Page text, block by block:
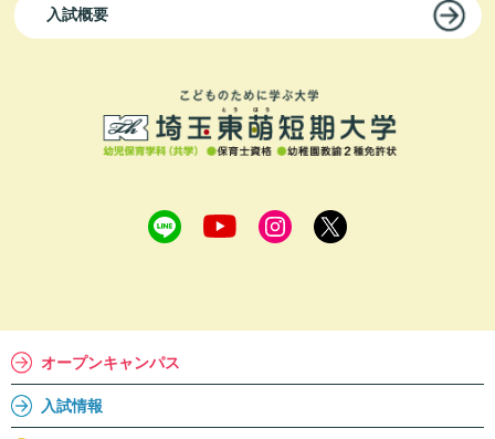
入試概要
オープンキャンパス
入試情報